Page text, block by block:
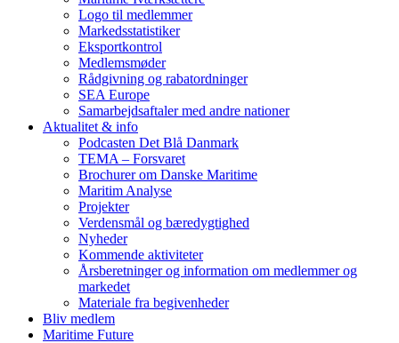
Logo til medlemmer
Markedsstatistiker
Eksportkontrol
Medlemsmøder
Rådgivning og rabatordninger
SEA Europe
Samarbejdsaftaler med andre nationer
Aktualitet & info
Podcasten Det Blå Danmark
TEMA – Forsvaret
Brochurer om Danske Maritime
Maritim Analyse
Projekter
Verdensmål og bæredygtighed
Nyheder
Kommende aktiviteter
Årsberetninger og information om medlemmer og
markedet
Materiale fra begivenheder
Bliv medlem
Maritime Future